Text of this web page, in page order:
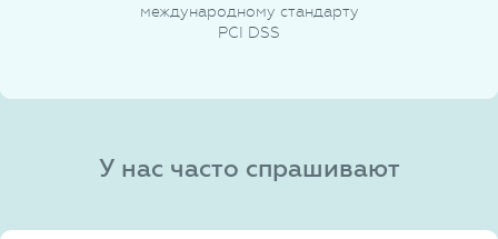
международному стандарту
PCI DSS
У нас часто спрашивают